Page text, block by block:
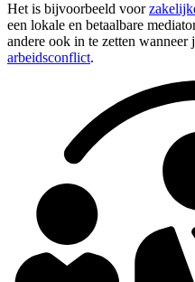
Het is bijvoorbeeld voor
een lokale en betaalbare
andere ook in te zetten wanneer
arbeidsconflict.